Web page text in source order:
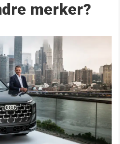
merker?